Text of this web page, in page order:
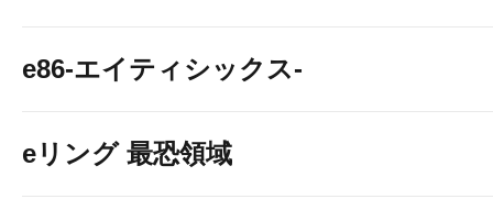
e86-エイティシックス-
eリング 最恐領域